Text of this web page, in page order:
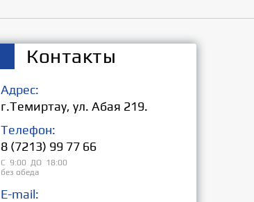
Контакты
Адрес:
г.Темиртау, ул. Абая 219.
Телефон:
8 (7213) 99 77 66
С 9:00 ДО 18:00
без обеда
E-mail: